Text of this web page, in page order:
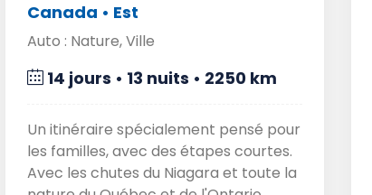
Canada • Est
Auto : Nature, Ville
14 jours • 13 nuits • 2250 km
Un itinéraire spécialement pensé pour
les familles, avec des étapes courtes.
Avec les chutes du Niagara et toute la